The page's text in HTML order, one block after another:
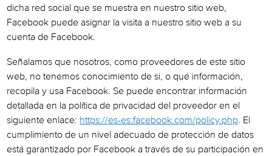
dicha red social que se muestra en nuestro sitio web,
Facebook puede asignar la visita a nuestro sitio web a su
cuenta de Facebook.
Señalamos que nosotros, como proveedores de este sitio
web, no tenemos conocimiento de si, o qué información,
recopila y usa Facebook. Se puede encontrar información
detallada en la política de privacidad del proveedor en el
siguiente enlace: https://es-es.facebook.com/policy.php. El
cumplimiento de un nivel adecuado de protección de datos
está garantizado por Facebook a través de su participación en